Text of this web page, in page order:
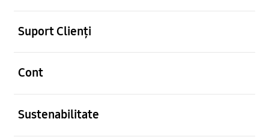
Suport Clienți
Cont
Sustenabilitate